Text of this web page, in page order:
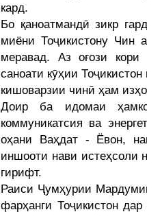
кард.
Бо қаноатмандӣ зикр
миёни Тоҷикистону Чин
меравад. Аз оғози
саноати кӯҳии
кишоварзии чинӣ ҳам
Доир ба идомаи
коммуникатсия ва
оҳани Ваҳдат - Ёвон,
иншооти нави истеҳсоли
гирифт.
Раиси Ҷумҳурии
фарҳанги Тоҷикистон